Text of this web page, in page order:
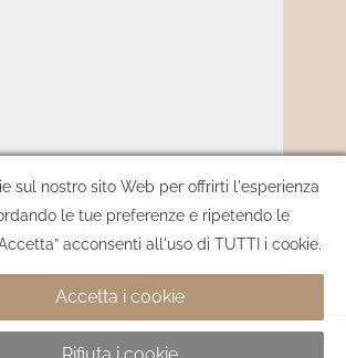
sul nostro sito Web per offrirti l'esperienza
le tue preferenze e ripetendo le
acconsenti all'uso di TUTTI i cookie.
Accetta i cookie